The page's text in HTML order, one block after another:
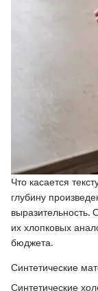
Что касается
глубину
выразительность.
их хлопковых
бюджета.
Синтетические
Синтетические